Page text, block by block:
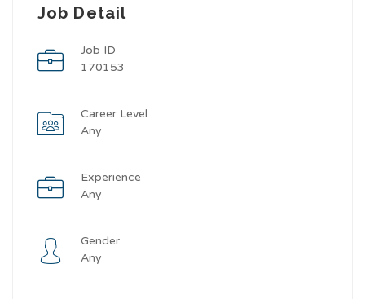
Job Detail
Job ID
170153
Career Level
Any
Experience
Any
Gender
Any